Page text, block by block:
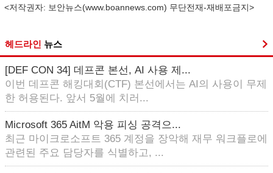
<저작권자: 보안뉴스(www.boannews.com) 무단전재-재배포금지>
헤드라인 뉴스
[DEF CON 34] 데프콘 본선, AI 사용 제...
이번 데프콘 해킹대회(CTF) 본선에서는 AI의 사용이 무제
한 허용된다. 앞서 5월에 치러...
Microsoft 365 AitM 악용 피싱 공격으...
최근 마이크로소프트 365 계정을 장악해 재무 워크플로에
관련된 주요 담당자를 식별하고, ...